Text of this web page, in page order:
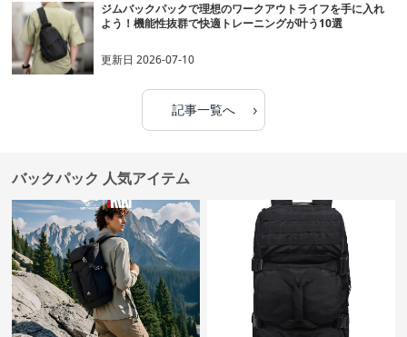
ジムバックパックで理想のワークアウトライフを手に入れ
よう！機能性抜群で快適トレーニングが叶う10選
更新日2026-07-10
記事一覧へ ›
バックパック 人気アイテム